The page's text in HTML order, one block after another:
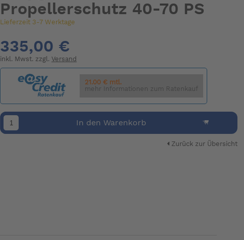
Propellerschutz 40-70 PS
Lieferzeit 3-7 Werktage
335,00 €
inkl. Mwst. zzgl. Versand
21.00 € mtl.
mehr Informationen zum Ratenkauf
In den Warenkorb
Zurück zur Übersicht